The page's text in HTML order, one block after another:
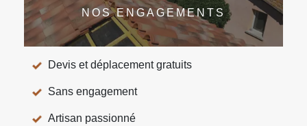
NOS ENGAGEMENTS
Devis et déplacement gratuits
Sans engagement
Artisan passionné